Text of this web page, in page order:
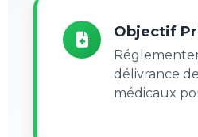
Objectif
délivrance
médicaux